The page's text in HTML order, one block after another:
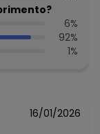
6%
92%
1%
16/01/2026